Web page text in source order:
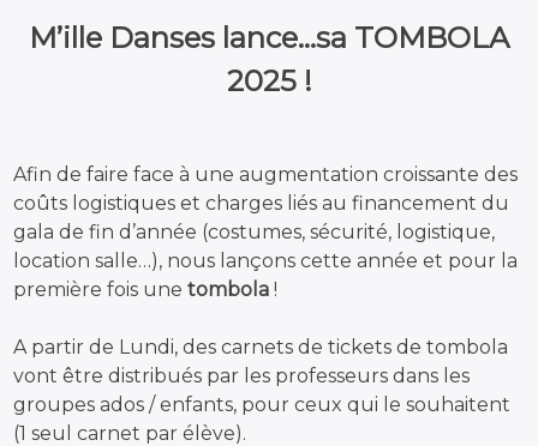
M’ille Danses lance…sa TOMBOLA
2025 !
Afin de faire face à une augmentation croissante des
coûts logistiques et charges liés au financement du
gala de fin d’année (costumes, sécurité, logistique,
location salle…), nous lançons cette année et pour la
première fois unetombola!
A partir de Lundi, des carnets de tickets de tombola
vont être distribués par les professeurs dans les
groupes ados / enfants, pour ceux qui le souhaitent
(1 seul carnet par élève).